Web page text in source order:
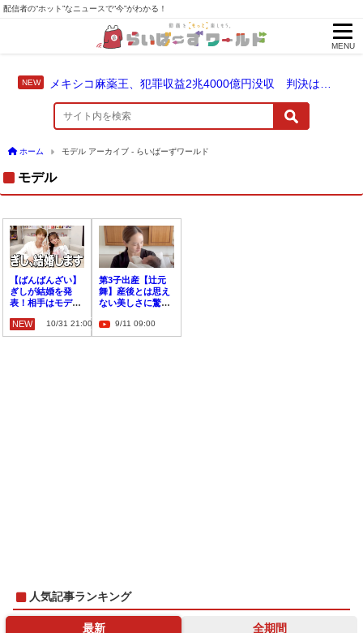
配信者の“ホット”なニュースで“今”がわかる！
MENU
ホーム モデル アーカイブ - らいばーずワールド
モデル
【ばんばんざい】
ぎしが結婚を発
表！相手はモデル
NEW
10/31 21:00
第3子出産【辻元
舞】産後とは思え
ない美しさに驚き
9/11 09:00
人気記事ランキング
最新 全期間